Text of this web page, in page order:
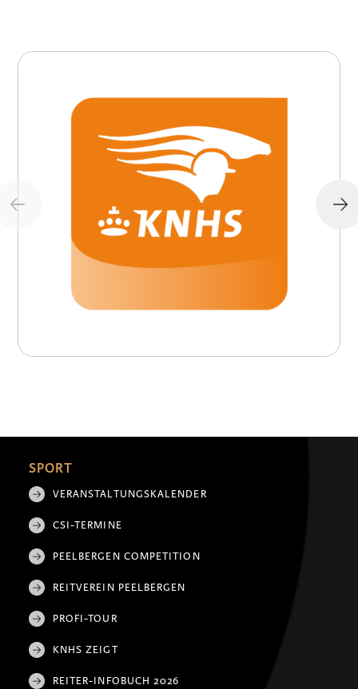
SPORT
VERANSTALTUNGSKALENDER
CSI-TERMINE
PEELBERGEN COMPETITION
REITVEREIN PEELBERGEN
PROFI-TOUR
KNHS ZEIGT
REITER-INFOBUCH 2026